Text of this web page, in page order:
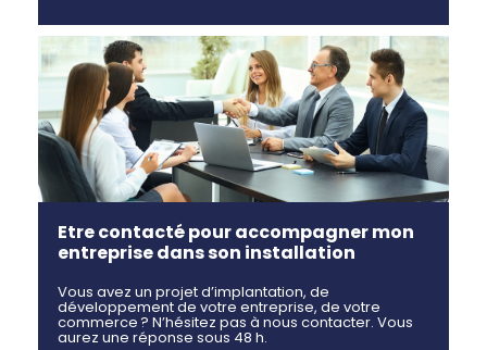
Etre contacté pour accompagner mon
entreprise dans son installation
Vous avez un projet d’implantation, de
développement de votre entreprise, de votre
commerce ? N’hésitez pas à nous contacter. Vous
aurez une réponse sous 48 h.